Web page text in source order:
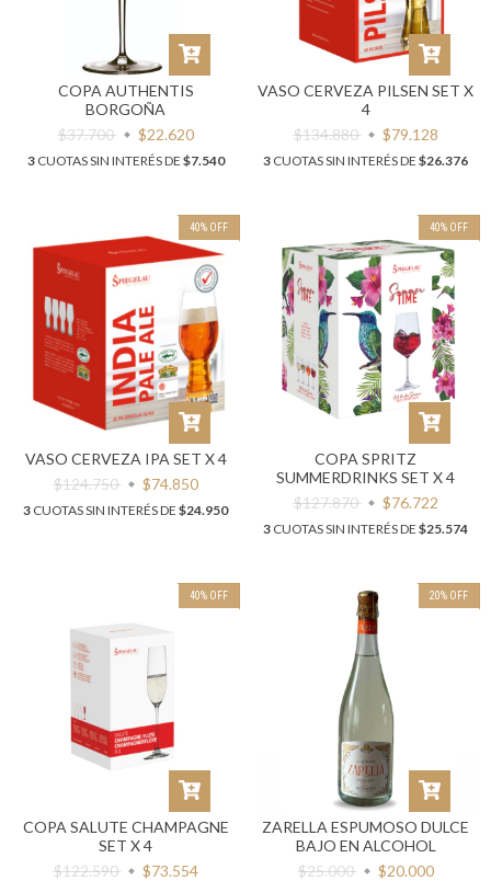
COPA AUTHENTIS
BORGOÑA
$37.700
$22.620
3CUOTAS SIN INTERÉS DE $7.540
VASO CERVEZA PILSEN SET X
4
$134.880
$79.128
3 CUOTAS SIN INTERÉS DE $26.376
40% OFF
VASO CERVEZA IPA SET X 4
$124.750
$74.850
3 CUOTAS SIN INTERÉS DE $24.950
40% OFF
COPA SPRITZ
SUMMERDRINKS SET X 4
$127.870
$76.722
3 CUOTAS SIN INTERÉS DE $25.574
40% OFF
COPA SALUTE CHAMPAGNE
SET X 4
$122.590
$73.554
20% OFF
ZARELLA ESPUMOSO DULCE
BAJO EN ALCOHOL
$25.000
$20.000